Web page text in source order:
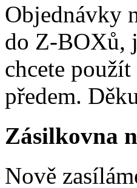
Objednávky
do Z-BOXů,
chcete
předem.
Zásilkovna
Nově